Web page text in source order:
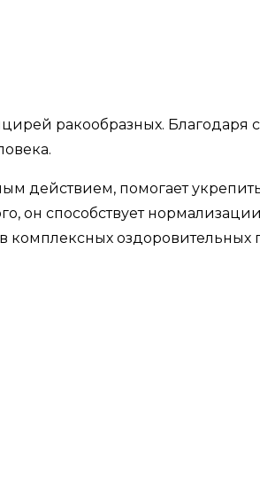
ракообразных. Благодаря
действием, помогает
он способствует
комплексных оздоровительных